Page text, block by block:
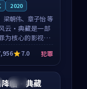
2020
梁朝伟、章子怡 等
云·典藏是一部
为核心的影视作
绕危机、反转与
长展开，整体节
，值得推荐观
7.0 犯罪
院线
降临·典藏